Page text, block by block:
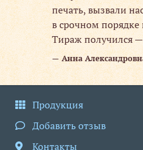
печать, вызвали
в срочном порядке
Тираж получился —
Анна
Продукция
Добавить отзыв
Контакты